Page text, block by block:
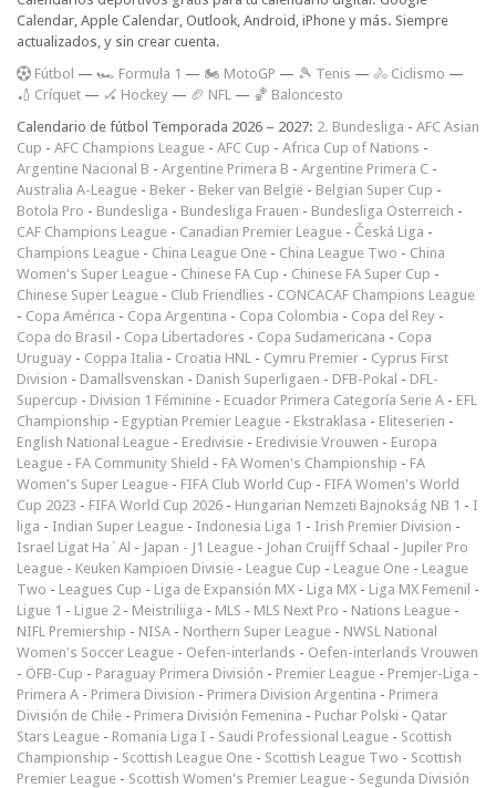
Calendar, Apple Calendar, Outlook, Android, iPhone y más. Siempre
actualizados, y sin crear cuenta.
Fútbol — 🏎️ Formula 1 — 🏍 MotoGP — 🎾 Tenis — 🚴 Ciclismo —
🏏 Críquet — 🏑 Hockey — 🏈 NFL — 🏀 Baloncesto
Calendario de fútbol Temporada 2026 – 2027: 2. Bundesliga - AFC Asian
Cup - AFC Champions League - AFC Cup - Africa Cup of Nations -
Argentine Nacional B - Argentine Primera B - Argentine Primera C -
Australia A-League - Beker - Beker van België - Belgian Super Cup -
Botola Pro - Bundesliga - Bundesliga Frauen - Bundesliga Österreich -
CAF Champions League - Canadian Premier League - Česká Liga -
Champions League - China League One - China League Two - China
Women's Super League - Chinese FA Cup - Chinese FA Super Cup -
Chinese Super League - Club Friendlies - CONCACAF Champions League
- Copa América - Copa Argentina - Copa Colombia - Copa del Rey -
Copa do Brasil - Copa Libertadores - Copa Sudamericana - Copa
Uruguay - Coppa Italia - Croatia HNL - Cymru Premier - Cyprus First
Division - Damallsvenskan - Danish Superligaen - DFB-Pokal - DFL-
Supercup - Division 1 Féminine - Ecuador Primera Categoría Serie A - EFL
Championship - Egyptian Premier League - Ekstraklasa - Eliteserien -
English National League - Eredivisie - Eredivisie Vrouwen - Europa
League - FA Community Shield - FA Women's Championship - FA
Women's Super League - FIFA Club World Cup - FIFA Women's World
Cup 2023 - FIFA World Cup 2026 - Hungarian Nemzeti Bajnokság NB 1 - I
liga - Indian Super League - Indonesia Liga 1 - Irish Premier Division -
Israel Ligat Ha`Al - Japan - J1 League - Johan Cruijff Schaal - Jupiler Pro
League - Keuken Kampioen Divisie - League Cup - League One - League
Two - Leagues Cup - Liga de Expansión MX - Liga MX - Liga MX Femenil -
Ligue 1 - Ligue 2 - Meistriliiga - MLS - MLS Next Pro - Nations League -
NIFL Premiership - NISA - Northern Super League - NWSL National
Women's Soccer League - Oefen-interlands - Oefen-interlands Vrouwen
- ÖFB-Cup - Paraguay Primera División - Premier League - Premjer-Liga -
Primera A - Primera Division - Primera Division Argentina - Primera
División de Chile - Primera División Femenina - Puchar Polski - Qatar
Stars League - Romania Liga I - Saudi Professional League - Scottish
Championship - Scottish League One - Scottish League Two - Scottish
Premier League - Scottish Women's Premier League - Segunda División